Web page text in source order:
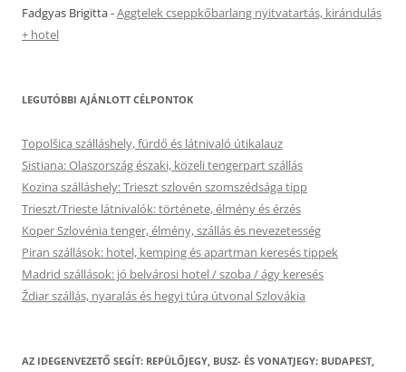
Fadgyas Brigitta-Aggtelek cseppkőbarlang nyitvatartás, kirándulás
+ hotel
LEGUTÓBBI AJÁNLOTT CÉLPONTOK
Topolšica szálláshely, fürdő és látnivaló útikalauz
Sistiana: Olaszország északi, közeli tengerpart szállás
Kozina szálláshely: Trieszt szlovén szomszédsága tipp
Trieszt/Trieste látnivalók: története, élmény és érzés
Koper Szlovénia tenger, élmény, szállás és nevezetesség
Piran szállások: hotel, kemping és apartman keresés tippek
Madrid szállások: jó belvárosi hotel / szoba / ágy keresés
Ždiar szállás, nyaralás és hegyi túra útvonal Szlovákia
AZ IDEGENVEZETŐ SEGÍT: REPÜLŐJEGY, BUSZ- ÉS VONATJEGY: BUDAPEST,